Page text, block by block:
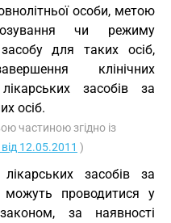
особи, метою
чи режиму
для таких осіб,
клінічних
засобів за
осіб.
частиною згідно із
12.05.2011 )
лікарських засобів за
можуть проводитися у
за наявності